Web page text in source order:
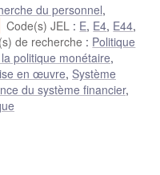
du personnel,
Code(s) JEL : E, E4, E44,
de recherche : Politique
politique monétaire,
en œuvre, Système
du système financier,